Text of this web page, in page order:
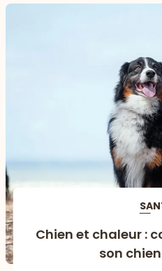
Chien et chaleur :
son